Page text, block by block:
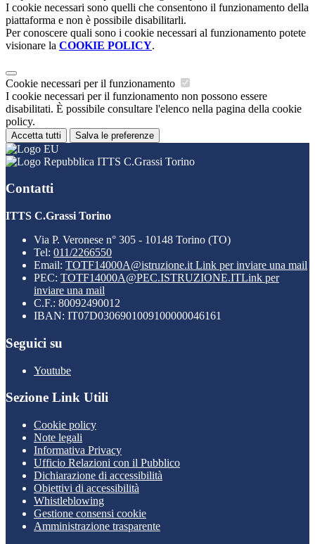
I cookie necessari sono quelli che consentono il funzionamento della
piattaforma e non è possibile disabilitarli.
Per conoscere quali sono i cookie necessari al funzionamento potete
visionare la COOKIE POLICY.
Cookie necessari per il funzionamento
I cookie necessari per il funzionamento non possono essere
disabilitati. È possibile consultare l'elenco nella pagina della cookie
policy.
Accetta tutti Salva le preferenze
ITTS C.Grassi Torino
Contatti
ITTS C.Grassi Torino
Via P. Veronese n° 305 - 10148 Torino (TO)
Tel: 011/2266550
Email: TOTF14000A@istruzione.it Link per inviare una mail
PEC: TOTF14000A@PEC.ISTRUZIONE.ITLink per
inviare una mail
C.F.: 80092490012
IBAN: IT07D0306901009100000046161
Seguici su
Youtube
Sezione Link Utili
Cookie policy
Note legali
Informativa Privacy
Ufficio Relazioni con il Pubblico
Dichiarazione di accessibilità
Obiettivi di accessibilità
Whistleblowing
Gestione consensi cookie
Amministrazione trasparente